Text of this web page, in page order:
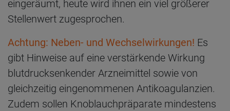
eingeräumt, heute wird ihnen ein viel größerer
Stellenwert zugesprochen.
Achtung: Neben- und Wechselwirkungen! Es
gibt Hinweise auf eine verstärkende Wirkung
blutdrucksenkender Arzneimittel sowie von
gleichzeitig eingenommenen Antikoagulanzien.
Zudem sollen Knoblauchpräparate mindestens